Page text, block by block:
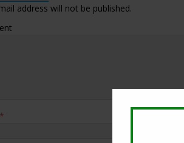
address will not be published.
*